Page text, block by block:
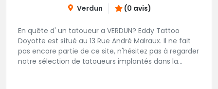
Verdun (0 avis)
En quête d' un tatoueur a VERDUN? Eddy Tattoo
Doyotte est situé au 13 Rue André Malraux. Il ne fait
pas encore partie de ce site, n'hésitez pas à regarder
notre sélection de tatoueurs implantés dans la